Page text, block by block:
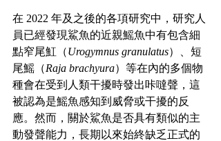
在 2022 年及之後的各項研究中，研究人
員已經發現鯊魚的近親鰩魚中有包含細
點窄尾魟（Urogymnus granulatus）、短
尾鰩（Raja brachyura）等在內的多個物
種會在受到人類干擾時發出咔噠聲，這
被認為是鰩魚感知到威脅或干擾的反
應。然而，關於鯊魚是否具有類似的主
動發聲能力，長期以來始終缺乏正式的